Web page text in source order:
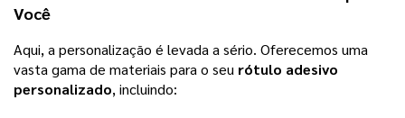
Você
Aqui, a personalização é levada a sério. Oferecemos uma
vasta gama de materiais para o seu rótulo adesivo
personalizado, incluindo: